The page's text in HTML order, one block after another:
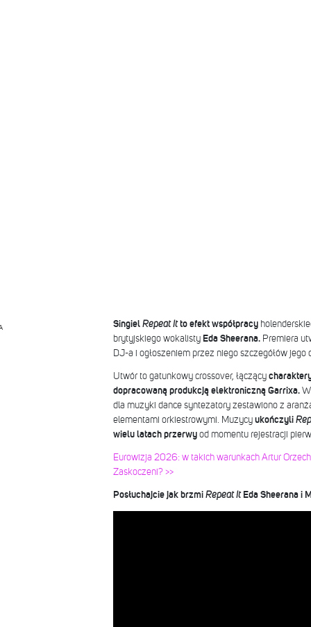
Singiel Repeat Itto efekt współpracy
brytyjskiego wokalisty Eda Sheerana.Premiera
DJ-a i ogłoszeniem przez niego szczegółów jego
Utwór to gatunkowy crossover, łączący
dopracowaną produkcją elektroniczną Garrixa.W
dla muzyki dance syntezatory zestawiono z
elementami orkiestrowymi. Muzycy ukończyli
wielu latach przerwyod momentu rejestracji
Eurowizja 2026: w takich warunkach Artur
Zaskoczeni? >>
Posłuchajcie jak brzmi Repeat It Eda Sheerana i